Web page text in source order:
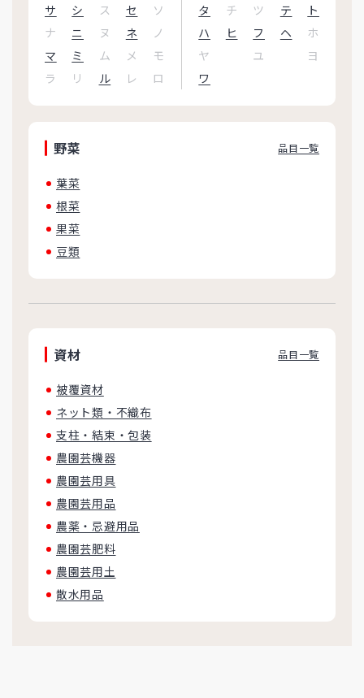
サ
シ ス セ ソ タ チ ツ テ
ト
ナ
ニ ヌ ネ ノ ハ ヒ フ ヘ
ホ
マ
ミ ム メ モ ヤ ユ
ヨ
ラ
リ ル レ ロ ワ
野菜 品目一覧
葉菜
根菜
果菜
豆類
資材 品目一覧
被覆資材
ネット類・不織布
支柱・結束・包装
農園芸機器
農園芸用具
農園芸用品
農薬・忌避用品
農園芸肥料
農園芸用土
散水用品